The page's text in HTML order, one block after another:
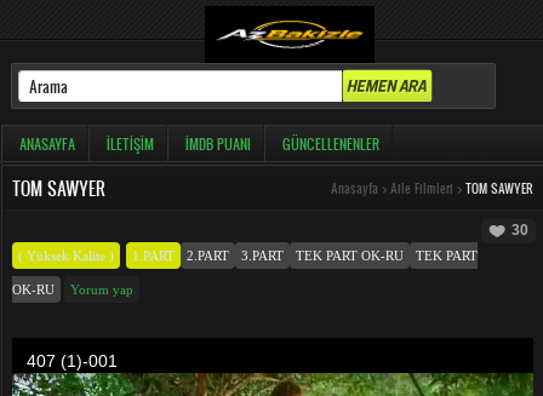
ANASAYFA İLETIŞIM İMDB PUANI GÜNCELLENENLER
TOM SAWYER Anasayfa > Aile Filmleri > TOM SAWYER
30
( Yüksek Kalite ) 1.PART 2.PART 3.PART TEK PART OK-RU TEK PART
OK-RU Yorum yap